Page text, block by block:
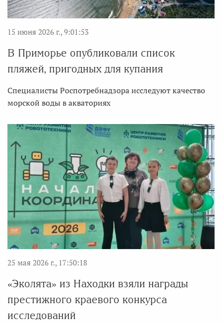
15 июня 2026 г., 9:01:53
В Приморье опубликовали список
пляжей, пригодных для купания
Специалисты Роспотребнадзора исследуют качество
морской воды в акваториях
25 мая 2026 г., 17:50:18
«Эколята» из Находки взяли награды
престижного краевого конкурса
исследований